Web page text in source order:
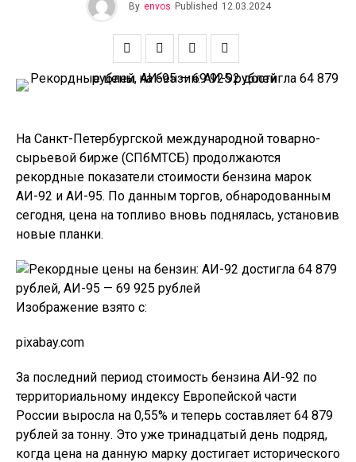
By envos Published 12.03.2024
На Санкт-Петербургской международной товарно-
сырьевой бирже (СПбМТСБ) продолжаются
рекордные показатели стоимости бензина марок
АИ-92 и АИ-95. По данным торгов, обнародованным
сегодня, цена на топливо вновь поднялась, установив
новые планки.
Изображение взято с:
pixabay.com
За последний период стоимость бензина АИ-92 по
территориальному индексу Европейской части
России выросла на 0,55% и теперь составляет 64 879
рублей за тонну. Это уже тринадцатый день подряд,
когда цена на данную марку достигает исторического